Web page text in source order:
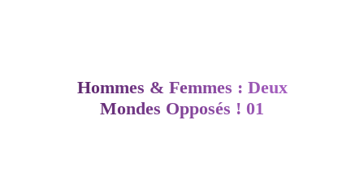
Hommes & Femmes : Deux
Mondes Opposés ! 01